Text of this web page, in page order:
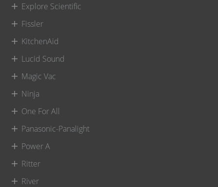
Explore Scientific
Fissler
KitchenAid
Lucid Sound
Magic Vac
Ninja
One For All
Panasonic-Panalight
Power A
Ritter
River